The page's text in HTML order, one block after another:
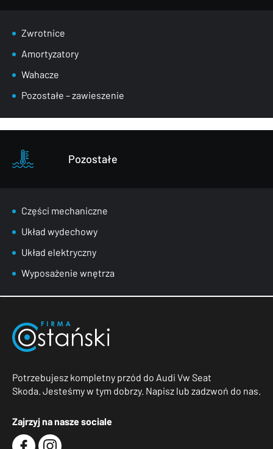
Zwrotnice
Amortyzatory
Wahacze
Pozostałe – zawieszenie
Pozostałe
Części mechaniczne
Układ wydechowy
Układ elektryczny
Wyposażenie wnętrza
Potrzebujesz kompletny przód do Audi Vw Seat
Skoda. Jesteśmy w tym dobrzy. Napisz lub zadzwoń do nas.
Zajrzyj na nasze sociale